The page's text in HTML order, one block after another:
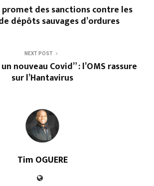
promet des sanctions contre les
dépôts sauvages d’ordures
NEXT POST
un nouveau Covid” : l’OMS rassure
sur l’Hantavirus
Tim OGUERE